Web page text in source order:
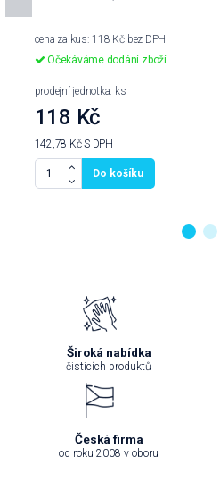
cena za kus: 118 Kč bez DPH
Očekáváme dodání zboží
prodejní jednotka: ks
118 Kč
142,78 KčS DPH
Do košíku
Široká nabídka
čisticích produktů
Česká firma
od roku 2008 v oboru